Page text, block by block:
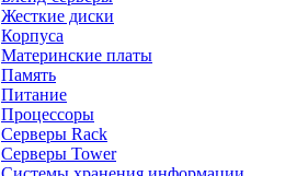
Жесткие диски
Корпуса
Материнские платы
Память
Питание
Процессоры
Серверы Rack
Серверы Tower